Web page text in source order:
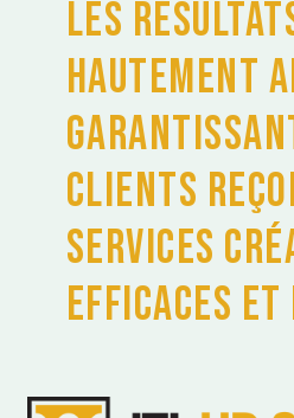
les
hautement
clients
services
efficaces et